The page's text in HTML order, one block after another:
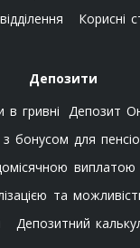
Корисні
Депозити
в гривні
Депозит
бонусом для
виплатою
та
Депозитний